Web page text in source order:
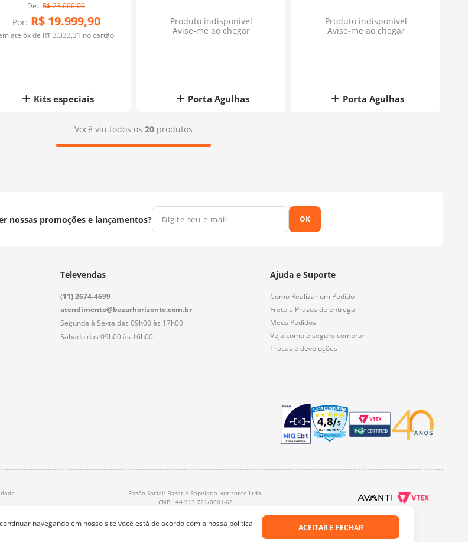
navegando em nosso site você está de acordo com a nossa política ACEITAR E FECHAR
R$23.000,00
Por: R$ 19.999,90
até 6x de R$ 3.333,31 no cartão
Kits especiais
Produto indisponível
Avise-me ao chegar
Porta Agulhas
Produto indisponível
Avise-me ao chegar
Porta Agulhas
Você viu todos os 20 produtos
nossas promoções e lançamentos? OK
Televendas
(11) 2674-4699
atendimento@bazarhorizonte.com.br
Segunda à Sexta das 09h00 às 17h00
Sábado das 09h00 às 16h00
Ajuda e Suporte
Como Realizar um Pedido
Frete e Prazos de entrega
Meus Pedidos
Veja como é seguro comprar
Trocas e devoluções
Razão Social: Bazar e Papelaria Horizonte Ltda.
CNPJ: 44.913.721/0001-68